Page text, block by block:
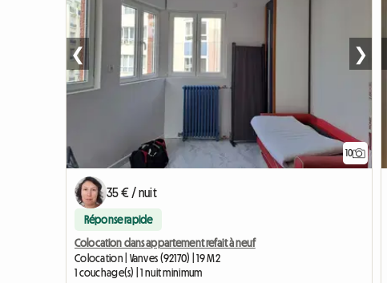
10
❮ ❯
35 € / nuit
Réponse rapide
Colocation dans appartement refait à neuf
Colocation | Vanves (92170) | 19 M2
1 couchage(s) | 1 nuit minimum